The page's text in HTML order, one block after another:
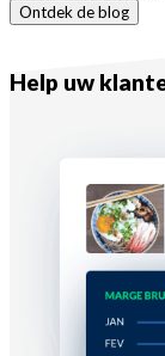
Ontdek de blog
Help uw